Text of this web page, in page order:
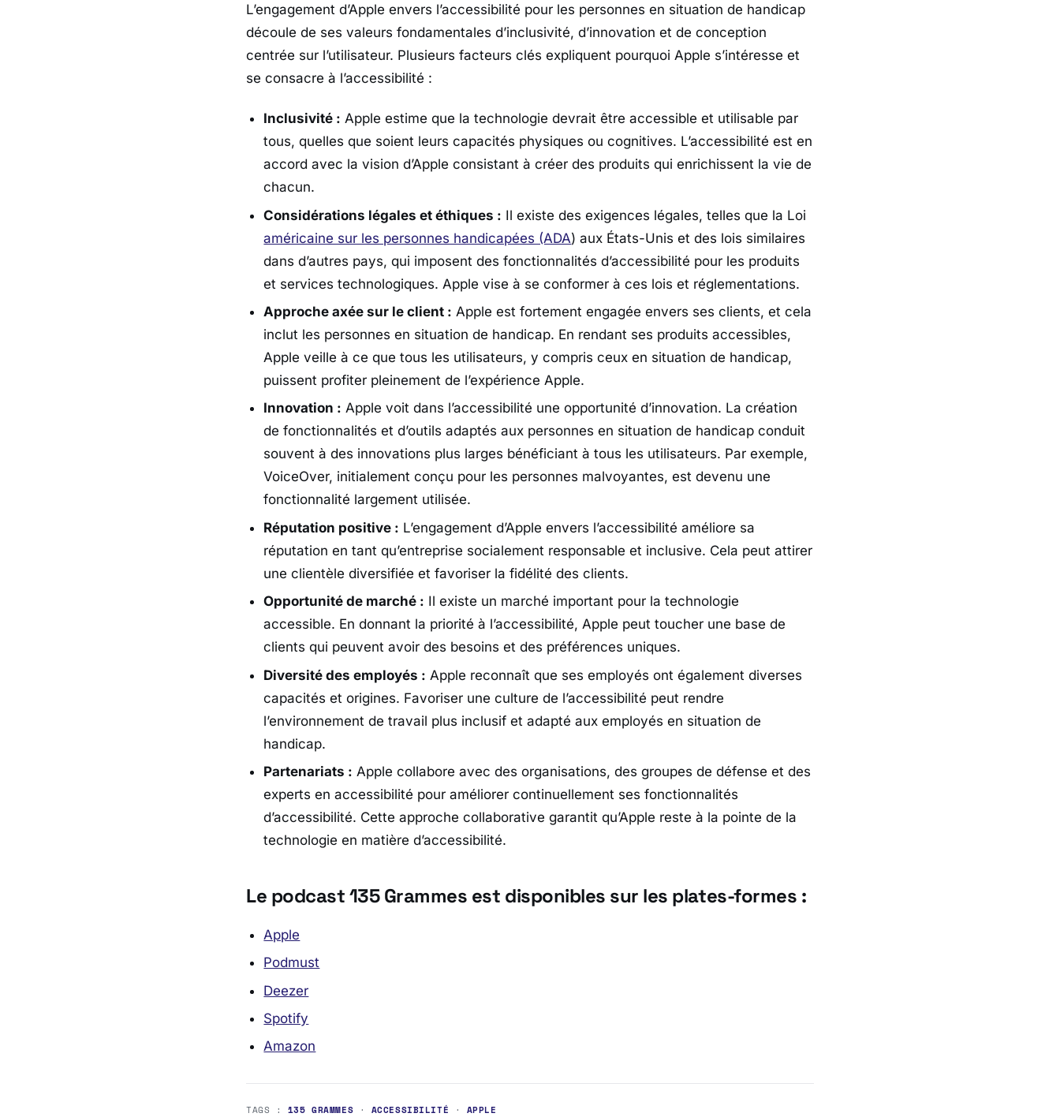
L’engagement d’Apple envers l’accessibilité pour les personnes en situation de handicap
découle de ses valeurs fondamentales d’inclusivité, d’innovation et de conception
centrée sur l’utilisateur. Plusieurs facteurs clés expliquent pourquoi Apple s’intéresse et
se consacre à l’accessibilité :
Inclusivité : Apple estime que la technologie devrait être accessible et utilisable par
tous, quelles que soient leurs capacités physiques ou cognitives. L’accessibilité est en
accord avec la vision d’Apple consistant à créer des produits qui enrichissent la vie de
chacun.
Considérations légales et éthiques : Il existe des exigences légales, telles que la Loi
américaine sur les personnes handicapées (ADA) aux États-Unis et des lois similaires
dans d’autres pays, qui imposent des fonctionnalités d’accessibilité pour les produits
et services technologiques. Apple vise à se conformer à ces lois et réglementations.
Approche axée sur le client : Apple est fortement engagée envers ses clients, et cela
inclut les personnes en situation de handicap. En rendant ses produits accessibles,
Apple veille à ce que tous les utilisateurs, y compris ceux en situation de handicap,
puissent profiter pleinement de l’expérience Apple.
Innovation : Apple voit dans l’accessibilité une opportunité d’innovation. La création
de fonctionnalités et d’outils adaptés aux personnes en situation de handicap conduit
souvent à des innovations plus larges bénéficiant à tous les utilisateurs. Par exemple,
VoiceOver, initialement conçu pour les personnes malvoyantes, est devenu une
fonctionnalité largement utilisée.
Réputation positive : L’engagement d’Apple envers l’accessibilité améliore sa
réputation en tant qu’entreprise socialement responsable et inclusive. Cela peut attirer
une clientèle diversifiée et favoriser la fidélité des clients.
Opportunité de marché : Il existe un marché important pour la technologie
accessible. En donnant la priorité à l’accessibilité, Apple peut toucher une base de
clients qui peuvent avoir des besoins et des préférences uniques.
Diversité des employés : Apple reconnaît que ses employés ont également diverses
capacités et origines. Favoriser une culture de l’accessibilité peut rendre
l’environnement de travail plus inclusif et adapté aux employés en situation de
handicap.
Partenariats : Apple collabore avec des organisations, des groupes de défense et des
experts en accessibilité pour améliorer continuellement ses fonctionnalités
d’accessibilité. Cette approche collaborative garantit qu’Apple reste à la pointe de la
technologie en matière d’accessibilité.
Le podcast 135 Grammes est disponibles sur les plates-formes :
Apple
Podmust
Deezer
Spotify
Amazon
TAGS : 135 GRAMMES · ACCESSIBILITÉ · APPLE